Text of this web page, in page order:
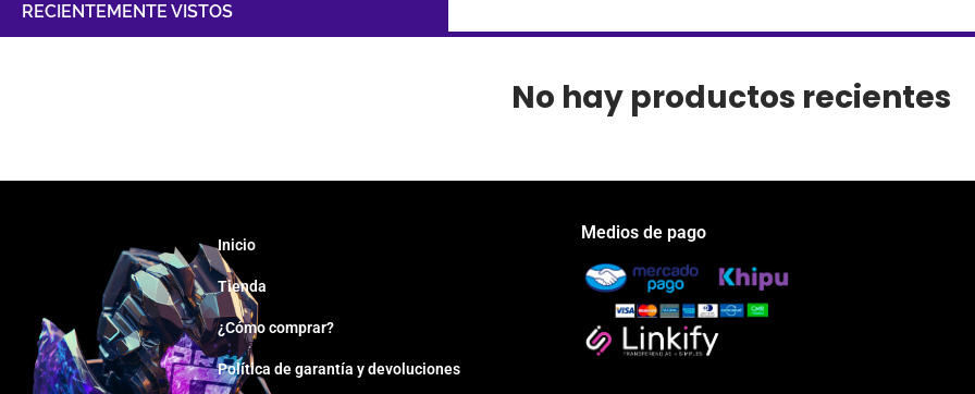
RECIENTEMENTE VISTOS
No hay productos recientes
Inicio
Tienda
¿Cómo comprar?
Política de garantía y devoluciones
Medios de pago